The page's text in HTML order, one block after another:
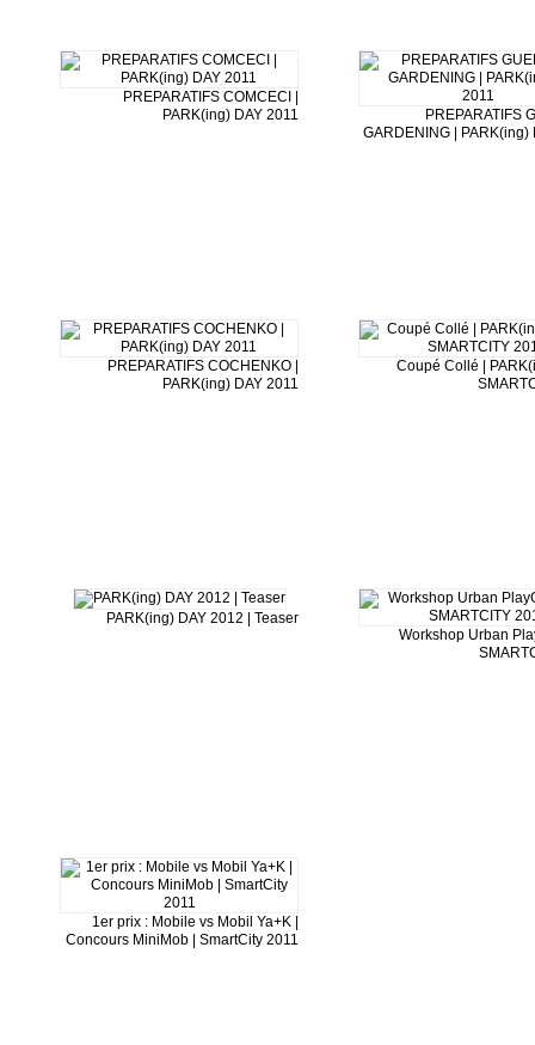
PREPARATIFS COMCECI |
PARK(ing) DAY 2011
PREPARATIFS
GARDENING | PARK(ing)
PREPARATIFS COCHENKO |
PARK(ing) DAY 2011
Coupé Collé |
PARK(ing) DAY 2012 | Teaser
Workshop Urban
1er prix : Mobile vs Mobil Ya+K |
Concours MiniMob | SmartCity 2011